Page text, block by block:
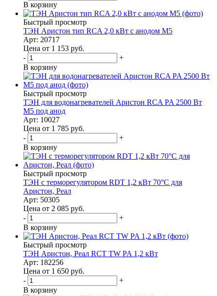
В корзину
Быстрый просмотр
ТЭН Аристон тип RCA 2,0 кВт с анодом М5
Арт: 20717
Цена от 1 153 руб.
-
+
В корзину
Быстрый просмотр
ТЭН для водонагревателей Аристон RCA PA 2500 Вт
M5 под анод
Арт: 10027
Цена от 1 785 руб.
-
+
В корзину
Быстрый просмотр
ТЭН с терморегулятором RDT 1,2 кВт 70°С для
Аристон, Реал
Арт: 50305
Цена от 2 085 руб.
-
+
В корзину
Быстрый просмотр
ТЭН Аристон, Реал RCT TW PA 1,2 кВт
Арт: 182256
Цена от 1 650 руб.
-
+
В корзину